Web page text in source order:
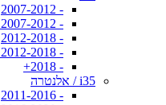
- 2007-2012
- 2007-2012 (CW סטיישן)
- 2012-2018
- 2012-2018 (CW סטיישן)
- 2018+
i35 / אלנטרה
- 2011-2016